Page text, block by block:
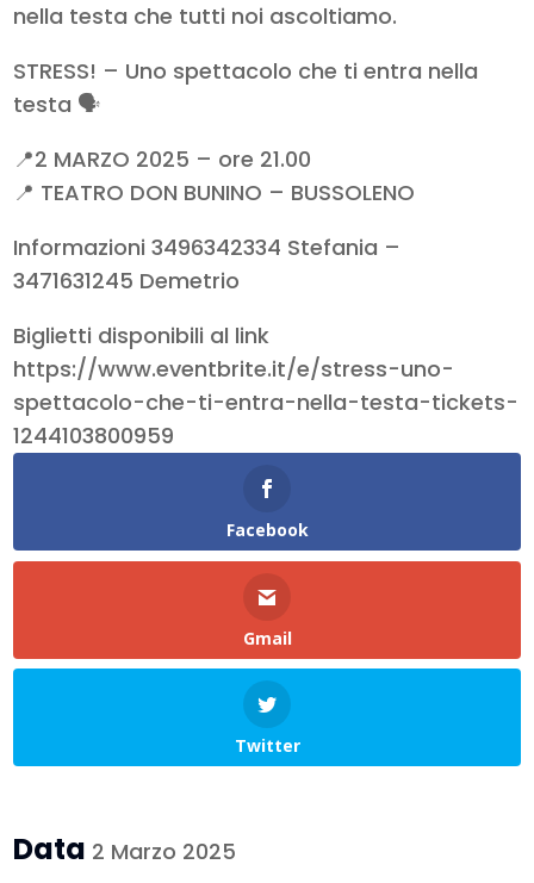
nella testa che tutti noi ascoltiamo.
STRESS! – Uno spettacolo che ti entra nella
testa 🗣️
📍2 MARZO 2025 – ore 21.00
📍 TEATRO DON BUNINO – BUSSOLENO
Informazioni 3496342334 Stefania –
3471631245 Demetrio
Biglietti disponibili al link
https://www.eventbrite.it/e/stress-uno-
spettacolo-che-ti-entra-nella-testa-tickets-
1244103800959
Facebook
Gmail
Twitter
Data 2 Marzo 2025